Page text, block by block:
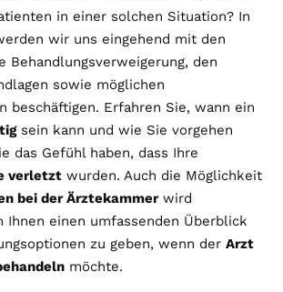
in einer solchen Situation? In
wir uns eingehend mit den
Behandlungsverweigerung, den
sowie möglichen
beschäftigen. Erfahren Sie, wann ein
sein kann und wie Sie vorgehen
das Gefühl haben, dass Ihre
verletzt wurden. Auch die Möglichkeit
bei der Ärztekammerwird
Ihnen einen umfassenden Überblick
zu geben, wenn der Arzt
möchte.